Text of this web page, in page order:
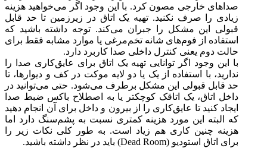
صداهای خارجی مصون کرد. با این وجود اگر می‌خواهید هزینه
زیادی را صرف نکنید. تهیه یک اتاق در زیرزمین تا حد قابل
قبولی این مشکل را جبران می‌کند. توجه داشته باشید که
استفاده از فوم‌های شانه تخم‌مرغی یا موارد مشابه فقط برای
حالت دوم یعنی کنترل داخلی صدا کاربرد دارد.
با این وجود اگر توانایی تهیه یک اتاق برای عایق‌کاری صدا را
ندارید، با استفاده از یک یا دو لایه موکت در کف و دیوارها، تا
حد قابل قبولی این مشکل برطرف می‌شود. حتی می‌توانید در
داخل اتاق، یک اتاقک کوچکتر یا به اصطلاح باکس ضبط صدا
ایجاد کنید تا عایق‌کاری را از بیرون و داخل برای آن انجام دهید
که البته این مورد هزینه کمتری نسبت به پشم‌سنگ دارد اما
هزینه چنین کاری هم زیاد است. به طور کلی نکات زیر را
برای اتاق استودیو (Dead Room) باید در نظر داشته باشید.